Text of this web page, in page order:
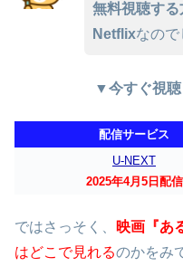
無料視聴す
Netflixなので
▼今すぐ視
配信サービス
U-NEXT
2025年4月5日配信
ではさっそく、 映画『あ
はどこで見れるのかをみ